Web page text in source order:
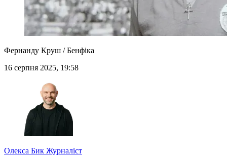
Фернанду Круш / Бенфіка
16 серпня 2025, 19:58
Олекса Бик Журналіст